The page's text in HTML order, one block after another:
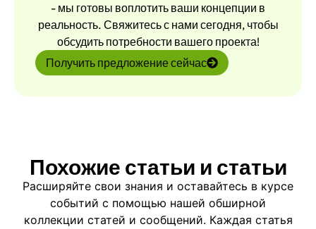
- мы готовы воплотить ваши концепции в
реальность. Свяжитесь с нами сегодня, чтобы
обсудить потребности вашего проекта!
Получить предложение сейчас
Похожие статьи и статьи
Расширяйте свои знания и оставайтесь в курсе
событий с помощью нашей обширной
коллекции статей и сообщений. Каждая статья